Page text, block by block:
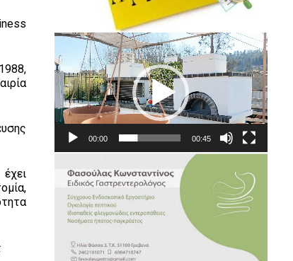
Πρόγραμμα
Αναπαραγωγής
Βίντεο
00:00 00:45